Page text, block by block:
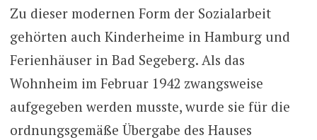
Zu dieser modernen Form der Sozialarbeit
gehörten auch Kinderheime in Hamburg und
Ferienhäuser in Bad Segeberg. Als das
Wohnheim im Februar 1942 zwangsweise
aufgegeben werden musste, wurde sie für die
ordnungsgemäße Übergabe des Hauses